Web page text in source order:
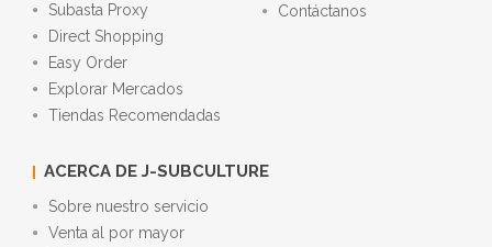
Subasta Proxy
Direct Shopping
Easy Order
Explorar Mercados
Tiendas Recomendadas
Contáctanos
ACERCA DE J-SUBCULTURE
Sobre nuestro servicio
Venta al por mayor